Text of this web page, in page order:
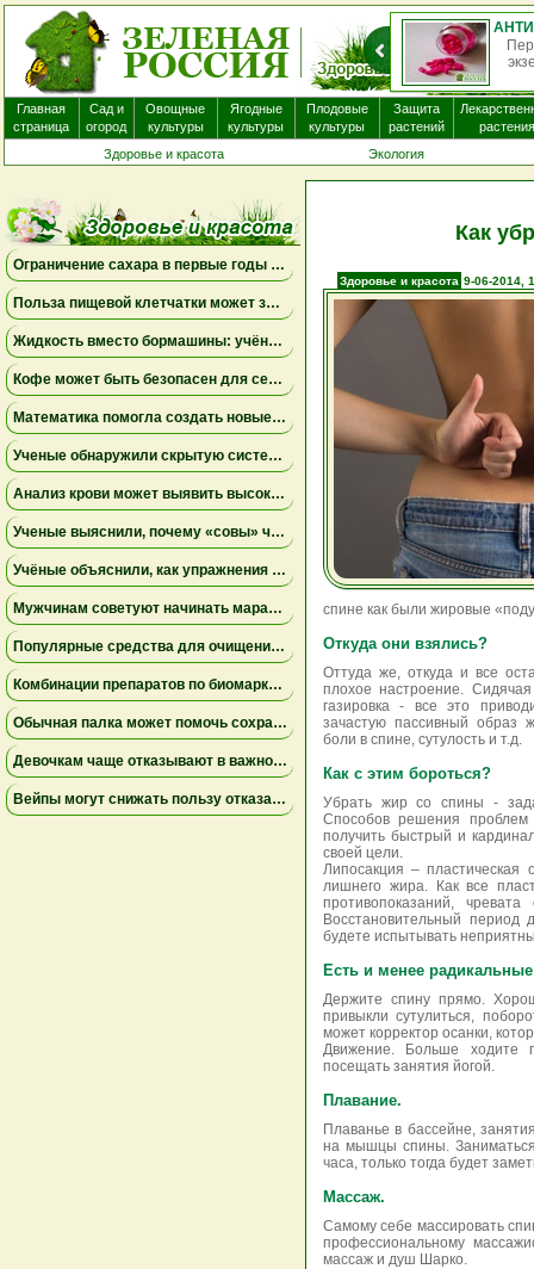
АНТИГИСТАМИННЫЕ ПРЕПАРАТЫ ПОЧТИ НЕ ПОМОГАЮТ ПРИ ЭКЗЕМЕ И МОГУТ ВЫЗЫВАТЬ ПОБОЧНЫЕ ЭФФЕКТЫ
препараты, которые часто назначают пациентам с
вероятно, не приносят существенной пользы. Бол...
Главная
страница
Сад и
огород
Овощные
культуры
Ягодные
культуры
Плодовые
культуры
Защита
растений
растения
Здоровье и красота
Экология
Ограничение сахара в первые годы жизни может снизить риск болезни Альцгеймера
Польза пищевой клетчатки может зависеть от конкретных бактерий в кишечнике
Жидкость вместо бормашины: учёные подтвердили эффективность нового метода лечения детского кариеса
Кофе может быть безопасен для сердца, а энергетики — повышать риск аритмии
Математика помогла создать новые биомаркеры для прогнозирования рака молочной железы
Ученые обнаружили скрытую систему очистки в задней части глаза
Анализ крови может выявить высокий риск болезни Альцгеймера за десять лет до появления симптомов
Ученые выяснили, почему «совы» чаще набирают жир в области живота
Учёные объяснили, как упражнения замедляют старение мышц
Мужчинам советуют начинать марафон медленнее
Популярные средства для очищения слизи не помогли пациентам на ИВЛ и могут повышать риск осложнений
Комбинации препаратов по биомаркерам помогли уменьшить устойчивую к лечению меланому
Обычная палка может помочь сохранить равновесие
Девочкам чаще отказывают в важной защите после рождения
Вейпы могут снижать пользу отказа от сигарет
Как
Здоровье и красота 9-06-2014,
спине как были жировые
Откуда они взялись?
Оттуда же, откуда и все
плохое настроение.
газировка - все это
зачастую пассивный образ
боли в спине, сутулость и т.д.
Как с этим бороться?
Убрать жир со спины -
Способов решения
получить быстрый и
своей цели.
Липосакция – пластическая
лишнего жира. Как все
противопоказаний,
Восстановительный
будете испытывать
Есть и менее
Держите спину прямо.
привыкли сутулиться,
может корректор осанки,
Движение. Больше ходите
посещать занятия йогой.
Плавание.
Плаванье в бассейне,
на мышцы спины.
часа, только тогда будет
Массаж.
Самому себе массировать
профессиональному
массаж и душ Шарко.